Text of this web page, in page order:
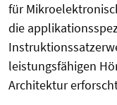
für
die
leistungsfähigen
Architektur